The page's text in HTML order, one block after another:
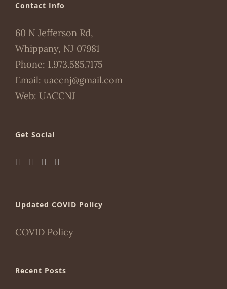
Contact Info
60 N Jefferson Rd,
Whippany, NJ 07981
Phone: 1.973.585.7175
Email: uaccnj@gmail.com
Web: UACCNJ
Get Social
Updated COVID Policy
COVID Policy
Recent Posts